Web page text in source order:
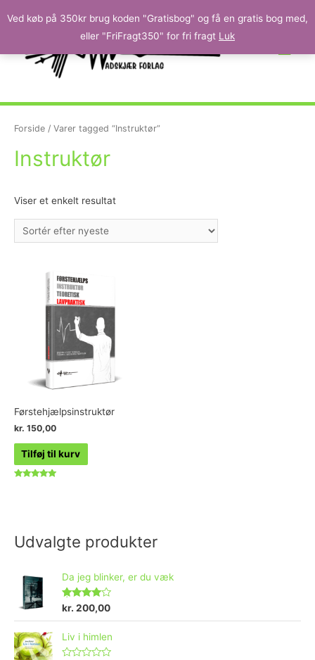
Ved køb på 350kr brug koden "Gratisbog" og få en gratis bog med,
eller "FriFragt350" for fri fragt Luk
Forside / Varer tagged “Instruktør”
Instruktør
Viser et enkelt resultat
Førstehjælpsinstruktør
kr. 150,00
Tilføj til kurv
Udvalgte produkter
Da jeg blinker, er du væk
Vurderet
ud af 5
kr. 200,00
Liv i himlen